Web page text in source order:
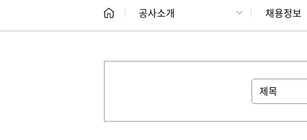
공사소개 채용정보